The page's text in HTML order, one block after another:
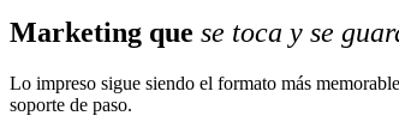
Marketing que se toca y se
Lo impreso sigue siendo el formato más
soporte de paso.